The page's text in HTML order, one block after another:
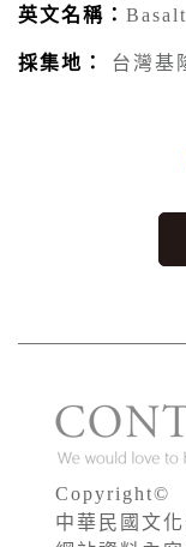
英文名稱： Basalt
採集地： 台灣基
Copyright©
中華民國文